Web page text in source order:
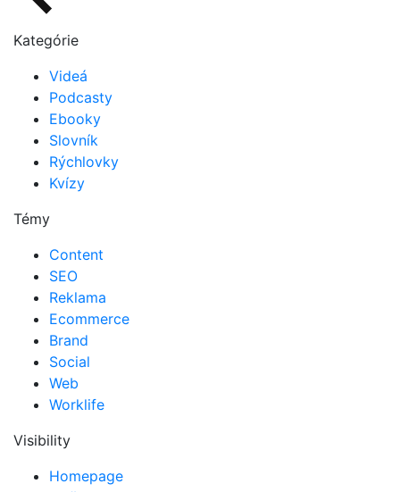
Kategórie
Videá
Podcasty
Ebooky
Slovník
Rýchlovky
Kvízy
Témy
Content
SEO
Reklama
Ecommerce
Brand
Social
Web
Worklife
Visibility
Homepage